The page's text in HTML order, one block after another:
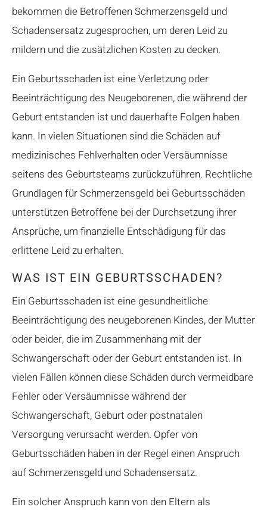
bekommen die Betroffenen Schmerzensgeld und
Schadensersatz zugesprochen, um deren Leid zu
mildern und die zusätzlichen Kosten zu decken.
Ein Geburtsschaden ist eine Verletzung oder
Beeinträchtigung des Neugeborenen, die während der
Geburt entstanden ist und dauerhafte Folgen haben
kann. In vielen Situationen sind die Schäden auf
medizinisches Fehlverhalten oder Versäumnisse
seitens des Geburtsteams zurückzuführen. Rechtliche
Grundlagen für Schmerzensgeld bei Geburtsschäden
unterstützen Betroffene bei der Durchsetzung ihrer
Ansprüche, um finanzielle Entschädigung für das
erlittene Leid zu erhalten.
WAS IST EIN GEBURTSSCHADEN?
Ein Geburtsschaden ist eine gesundheitliche
Beeinträchtigung des neugeborenen Kindes, der Mutter
oder beider, die im Zusammenhang mit der
Schwangerschaft oder der Geburt entstanden ist. In
vielen Fällen können diese Schäden durch vermeidbare
Fehler oder Versäumnisse während der
Schwangerschaft, Geburt oder postnatalen
Versorgung verursacht werden. Opfer von
Geburtsschäden haben in der Regel einen Anspruch
auf Schmerzensgeld und Schadensersatz.
Ein solcher Anspruch kann von den Eltern als